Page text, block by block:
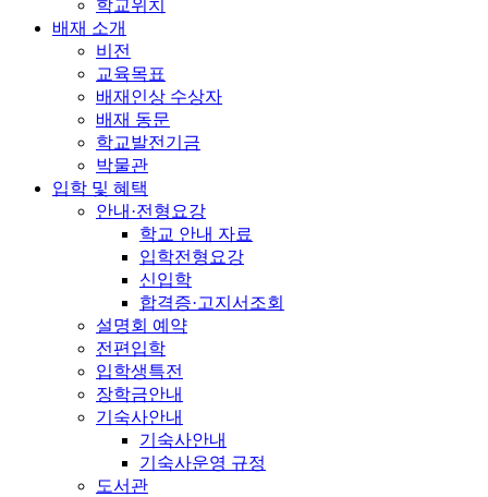
학교위치
배재 소개
비전
교육목표
배재인상 수상자
배재 동문
학교발전기금
박물관
입학 및 혜택
안내·전형요강
학교 안내 자료
입학전형요강
신입학
합격증·고지서조회
설명회 예약
전편입학
입학생특전
장학금안내
기숙사안내
기숙사안내
기숙사운영 규정
도서관